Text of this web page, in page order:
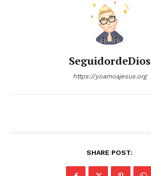
SeguidordeDios
https://yoamoajesus.org
SHARE POST: